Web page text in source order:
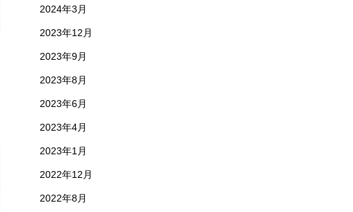
2024年3月
2023年12月
2023年9月
2023年8月
2023年6月
2023年4月
2023年1月
2022年12月
2022年8月